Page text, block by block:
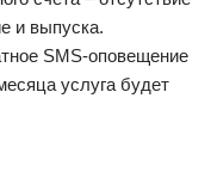
и выпуска.
SMS-оповещение
услуга будет